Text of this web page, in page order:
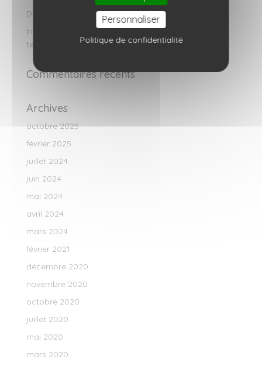
Dataouest certifiée ISO 27001
Infogérance, se libérer des contraintes
technologiques
Commentaires récents
Archives
octobre 2025
février 2025
juillet 2024
juin 2024
mai 2024
avril 2024
mars 2024
février 2021
décembre 2020
novembre 2020
octobre 2020
juillet 2020
mai 2020
mars 2020
Personnaliser
Politique de confidentialité